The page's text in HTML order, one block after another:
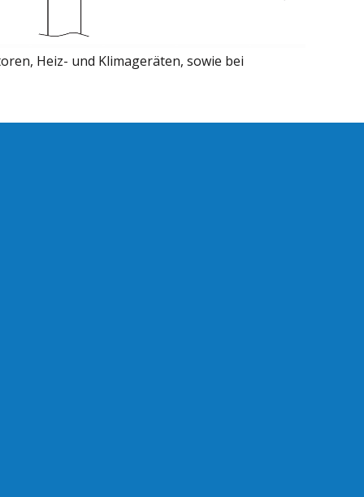
Heiz- und Klimageräten, sowie bei